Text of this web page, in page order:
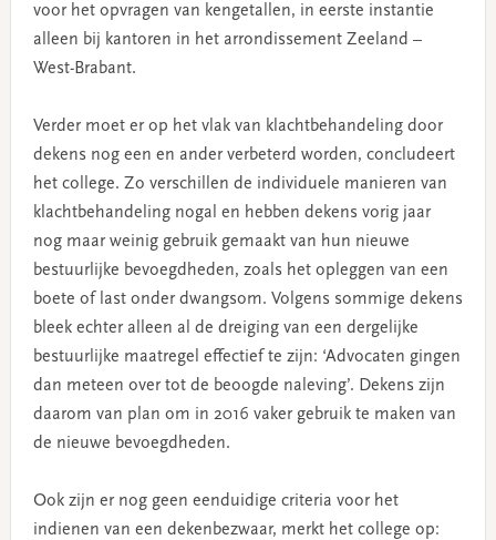
voor het opvragen van kengetallen, in eerste instantie
alleen bij kantoren in het arrondissement Zeeland –
West-Brabant.
Verder moet er op het vlak van klachtbehandeling door
dekens nog een en ander verbeterd worden, concludeert
het college. Zo verschillen de individuele manieren van
klachtbehandeling nogal en hebben dekens vorig jaar
nog maar weinig gebruik gemaakt van hun nieuwe
bestuurlijke bevoegdheden, zoals het opleggen van een
boete of last onder dwangsom. Volgens sommige dekens
bleek echter alleen al de dreiging van een dergelijke
bestuurlijke maatregel effectief te zijn: ‘Advocaten gingen
dan meteen over tot de beoogde naleving’. Dekens zijn
daarom van plan om in 2016 vaker gebruik te maken van
de nieuwe bevoegdheden.
Ook zijn er nog geen eenduidige criteria voor het
indienen van een dekenbezwaar, merkt het college op: